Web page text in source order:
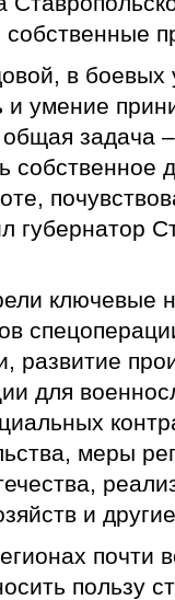
в боевых
и умение
задача
собственное
губернатор
ключевые
развитие
для
меры
и
почти
пользу